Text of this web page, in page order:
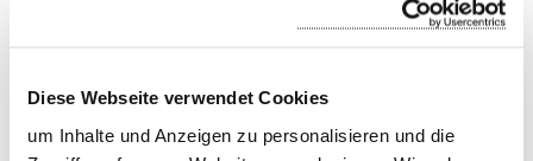
Diese Webseite verwendet Cookies
um Inhalte und Anzeigen zu personalisieren und die